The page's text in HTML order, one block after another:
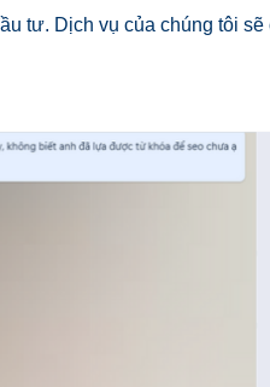
tư. Dịch vụ của chúng tôi sẽ